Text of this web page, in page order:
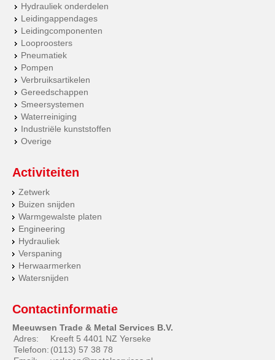
Hydrauliek onderdelen
Leidingappendages
Leidingcomponenten
Looproosters
Pneumatiek
Pompen
Verbruiksartikelen
Gereedschappen
Smeersystemen
Waterreiniging
Industriële kunststoffen
Overige
Activiteiten
Zetwerk
Buizen snijden
Warmgewalste platen
Engineering
Hydrauliek
Verspaning
Herwaarmerken
Watersnijden
Contactinformatie
Meeuwsen Trade & Metal Services B.V.
Adres:
Kreeft 5 4401 NZ Yerseke
Telefoon: (0113) 57 38 78